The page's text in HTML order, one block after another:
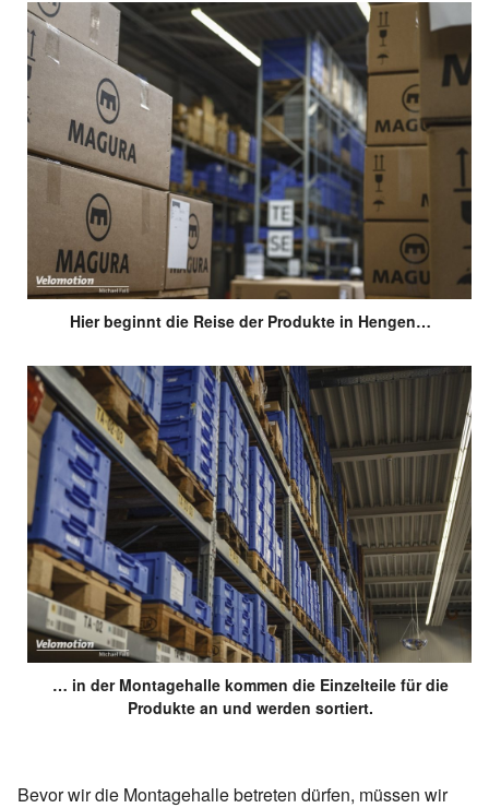
Hier beginnt die Reise der Produkte in Hengen…
… in der Montagehalle kommen die Einzelteile für die
Produkte an und werden sortiert.
Bevor wir die Montagehalle betreten dürfen, müssen wir